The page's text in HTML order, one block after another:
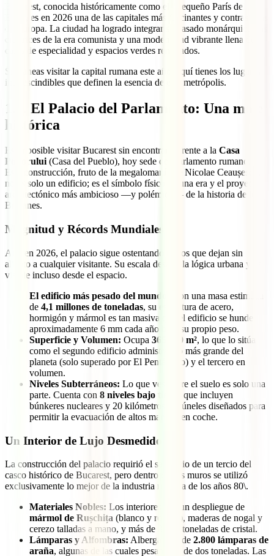
Bucarest, conocida históricamente como el "Pequeño París del
Este", es en 2026 una de las capitales más fascinantes y contrastadas
de Europa. La ciudad ha logrado integrar su pasado monárquico, las
cicatrices de la era comunista y una modernidad vibrante llena de
cafés de especialidad y espacios verdes renovados.
Si planeas visitar la capital rumana este año, aquí tienes los lugares
imprescindibles que definen la esencia de esta metrópolis.
1.1
. El Palacio del Parlamento: Una mole
histórica
Es imposible visitar Bucarest sin encontrarse frente a la Casa
Poporului(Casa del Pueblo), hoy sede del Parlamento rumano.
Esta construcción, fruto de la megalomanía de Nicolae Ceaușescu,
no es solo un edificio; es el símbolo físico de una era y el proyecto
arquitectónico más ambicioso —y polémico— de la historia de los
Balcanes.
Magnitud y Récords Mundiales
Aun en 2026, el palacio sigue ostentando títulos que dejan sin
aliento a cualquier visitante. Su escala desafía la lógica urbana y es
visible incluso desde el espacio.
El edificio más pesado del mundo:
Con una masa estimada
de 4,1 millones de toneladas, su estructura de acero,
hormigón y mármol es tan masiva que el edificio se hunde
aproximadamente 6 mm cada año bajo su propio peso.
Superficie y Volumen: Ocupa 365.000 m², lo que lo sitúa
como el segundo edificio administrativo más grande del
planeta (solo superado por El Pentágono) y el tercero en
volumen.
Niveles Subterráneos: Lo que ves sobre el suelo es solo una
parte. Cuenta con 8 niveles bajo tierra
que incluyen
búnkeres nucleares y 20 kilómetros de túneles diseñados para
permitir la evacuación de altos mandos en coche.
Un Interior de Lujo Desmedido
La construcción del palacio requirió el sacrificio de un tercio del
casco histórico de Bucarest, pero dentro de sus muros se utilizó
exclusivamente lo mejor de la industria rumana de los años 80\.
Materiales Nobles: Los interiores son un despliegue de
mármol de Rușchița (blanco y rosado), maderas de nogal y
cerezo talladas a mano, y más de 3.500 toneladas de cristal.
Lámparas y Alfombras: Alberga más de 2.800 lámparas de
araña, algunas de las cuales pesan más de dos toneladas. Las